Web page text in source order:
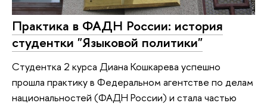
Практика в ФАДН России: история
студентки "Языковой политики"
Cтудентка 2 курса Диана Кошкарева успешно
прошла практику в Федеральном агентстве по делам
национальностей (ФАДН России) и стала частью